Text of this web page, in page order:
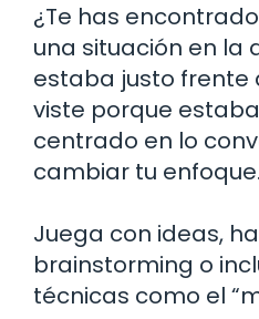
¿Te has
una situación en la
estaba justo frente
viste porque
centrado en lo
cambiar tu enfoque.
Juega con ideas,
brainstorming o
técnicas como el